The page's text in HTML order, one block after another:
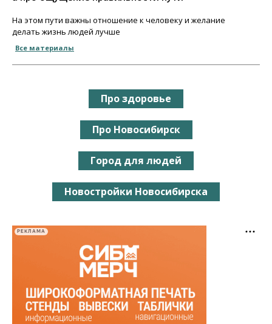
На этом пути важны отношение к человеку и желание
делать жизнь людей лучше
Все материалы
Про здоровье
Про Новосибирск
Город для людей
Новостройки Новосибирска
РЕКЛАМА